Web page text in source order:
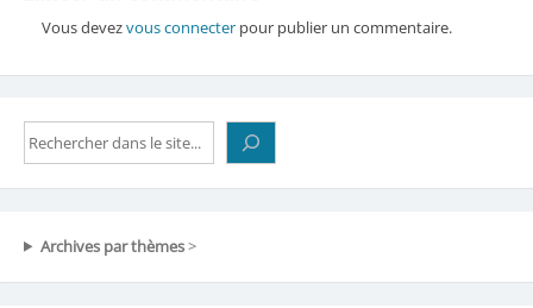
Vous devezvous connecterpour publier un commentaire.
Archives par thèmes>